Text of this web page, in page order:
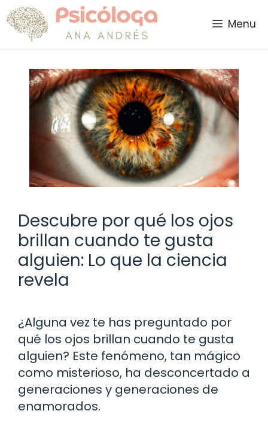
Saltar
al
contenido
Menu
Descubre por qué los ojos
brillan cuando te gusta
alguien: Lo que la ciencia
revela
¿Alguna vez te has preguntado por
qué los ojos brillan cuando te gusta
alguien? Este fenómeno, tan mágico
como misterioso, ha desconcertado a
generaciones y generaciones de
enamorados.